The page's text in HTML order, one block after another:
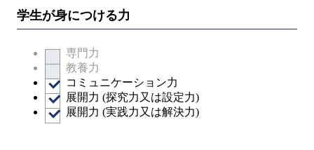
学生が身につける力
専門力
教養力
コミュニケーション力
展開力 (探究力又は設定力)
展開力 (実践力又は解決力)